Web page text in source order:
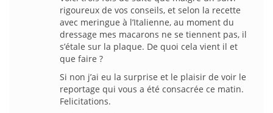
rigoureux de vos conseils, et selon la recette
avec meringue à l’Italienne, au moment du
dressage mes macarons ne se tiennent pas, il
s’étale sur la plaque. De quoi cela vient il et
que faire ?
Si non j’ai eu la surprise et le plaisir de voir le
reportage qui vous a été consacrée ce matin.
Felicitations.